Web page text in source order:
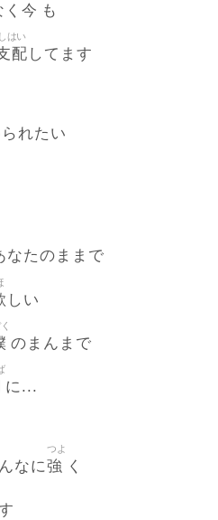
今 も
配
しはい
してます
れたい
なたのままで
しい
のまんまで
に...
なに強
つよ
く